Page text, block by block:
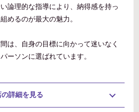
論理的な指導により、納得感を持っ
めるのが最大の魅力。
は、自身の目標に向かって迷いなく
ーソンに選ばれています。
詳細を見る